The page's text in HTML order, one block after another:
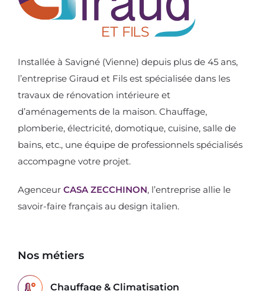
Installée à Savigné (Vienne) depuis plus de 45 ans,
l’entreprise Giraud et Fils est spécialisée dans les
travaux de rénovation intérieure et
d’aménagements de la maison. Chauffage,
plomberie, électricité, domotique, cuisine, salle de
bains, etc., une équipe de professionnels spécialisés
accompagne votre projet.
Agenceur CASA ZECCHINON, l’entreprise allie le
savoir-faire français au design italien.
Nos métiers
Chauffage & Climatisation